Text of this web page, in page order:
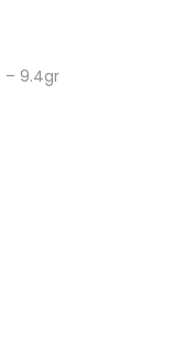
– 9.4gr